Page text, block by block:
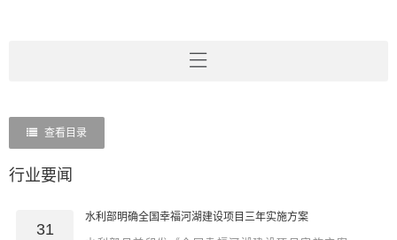
查看目录
行业要闻
31
水利部明确全国幸福河湖建设项目三年实施方案